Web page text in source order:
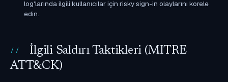
log'larında ilgili kullanıcılar için risky sign-in olaylarını korele
edin.
İlgili Saldırı Taktikleri (MITRE
ATT&CK)